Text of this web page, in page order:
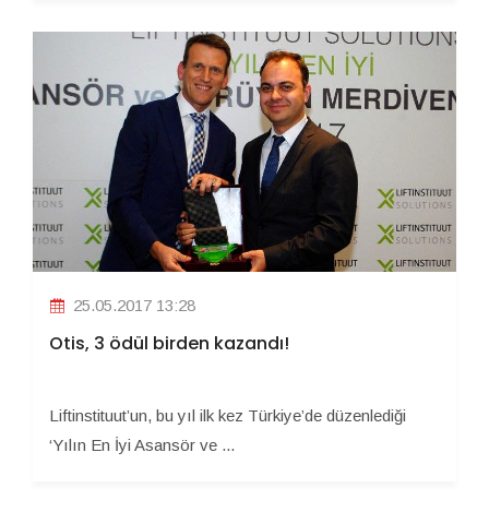
25.05.2017 13:28
Otis, 3 ödül birden kazandı!
Liftinstituut’un, bu yıl ilk kez Türkiye’de düzenlediği
‘Yılın En İyi Asansör ve ...